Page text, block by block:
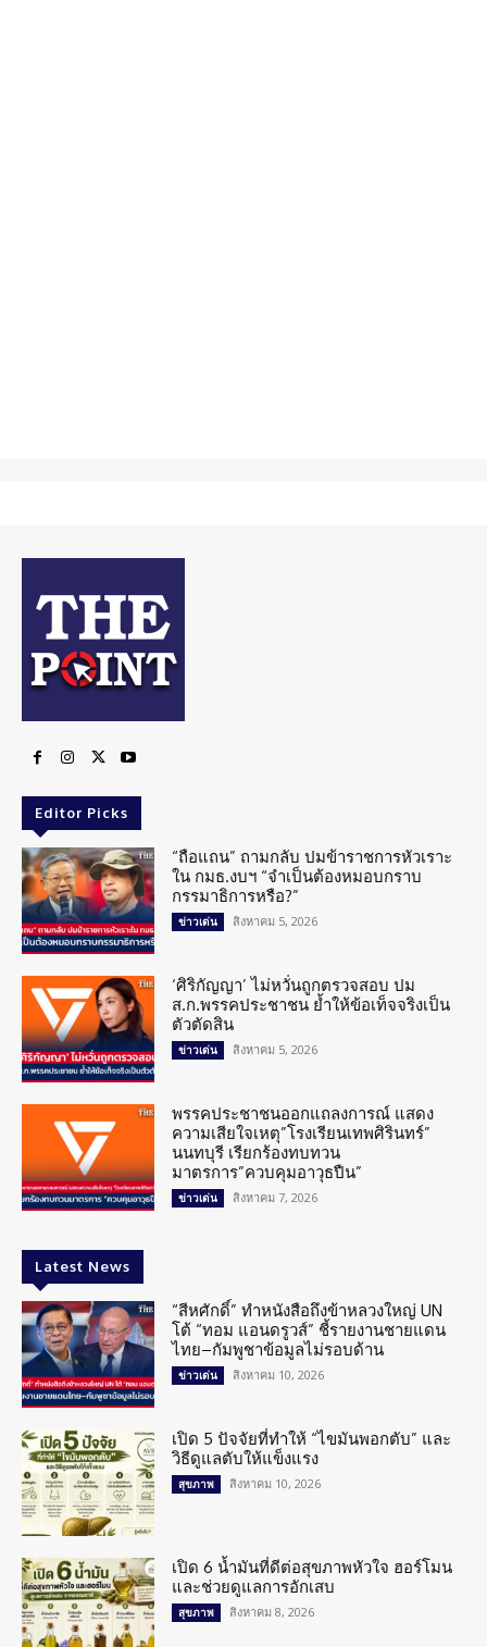
Editor Picks
“ถือแถน” ถามกลับ ปมข้าราชการหัวเราะ
ใน กมธ.งบฯ “จำเป็นต้องหมอบกราบ
กรรมาธิการหรือ?”
ข่าวเด่น สิงหาคม 5, 2026
‘ศิริกัญญา’ ไม่หวั่นถูกตรวจสอบ ปม
ส.ก.พรรคประชาชน ย้ำให้ข้อเท็จจริงเป็น
ตัวตัดสิน
ข่าวเด่น สิงหาคม 5, 2026
พรรคประชาชนออกแถลงการณ์ แสดง
ความเสียใจเหตุ”โรงเรียนเทพศิรินทร์”
นนทบุรี เรียกร้องทบทวน
มาตรการ”ควบคุมอาวุธปืน”
ข่าวเด่น สิงหาคม 7, 2026
Latest News
“สีหศักดิ์” ทำหนังสือถึงข้าหลวงใหญ่ UN
โต้ “ทอม แอนดรูวส์” ชี้รายงานชายแดน
ไทย–กัมพูชาข้อมูลไม่รอบด้าน
ข่าวเด่น สิงหาคม 10, 2026
เปิด 5 ปัจจัยที่ทำให้ “ไขมันพอกตับ” และ
วิธีดูแลตับให้แข็งแรง
สุขภาพ สิงหาคม 10, 2026
เปิด 6 น้ำมันที่ดีต่อสุขภาพหัวใจ ฮอร์โมน
และช่วยดูแลการอักเสบ
สุขภาพ สิงหาคม 8, 2026